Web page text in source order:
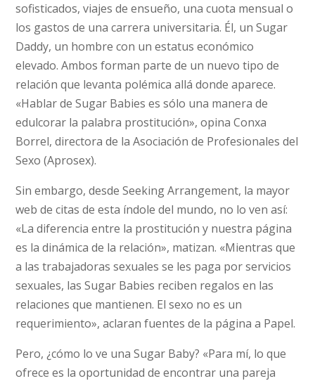
sofisticados, viajes de ensueño, una cuota mensual o
los gastos de una carrera universitaria. Él, un Sugar
Daddy, un hombre con un estatus económico
elevado. Ambos forman parte de un nuevo tipo de
relación que levanta polémica allá donde aparece.
«Hablar de Sugar Babies es sólo una manera de
edulcorar la palabra prostitución», opina Conxa
Borrel, directora de la Asociación de Profesionales del
Sexo (Aprosex).
Sin embargo, desde Seeking Arrangement, la mayor
web de citas de esta índole del mundo, no lo ven así:
«La diferencia entre la prostitución y nuestra página
es la dinámica de la relación», matizan. «Mientras que
a las trabajadoras sexuales se les paga por servicios
sexuales, las Sugar Babies reciben regalos en las
relaciones que mantienen. El sexo no es un
requerimiento», aclaran fuentes de la página a Papel.
Pero, ¿cómo lo ve una Sugar Baby? «Para mí, lo que
ofrece es la oportunidad de encontrar una pareja